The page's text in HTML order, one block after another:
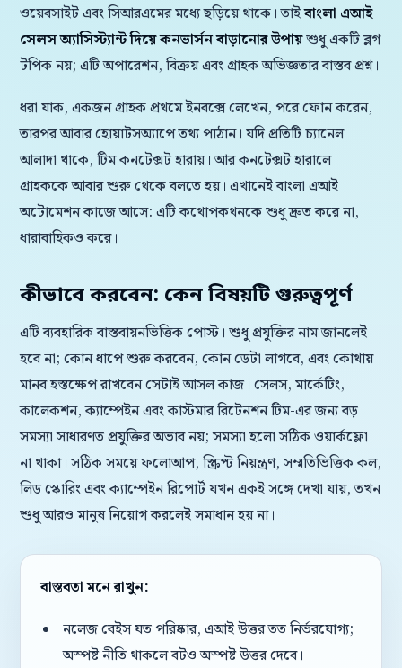
ওয়েবসাইট এবং সিআরএমের মধ্যে ছড়িয়ে থাকে। তাইবাংলা এআই
সেলস অ্যাসিস্ট্যান্ট দিয়ে কনভার্সন বাড়ানোর উপায়শুধু একটি ব্লগ
টপিক নয়; এটি অপারেশন, বিক্রয় এবং গ্রাহক অভিজ্ঞতার বাস্তব প্রশ্ন।
ধরা যাক, একজন গ্রাহক প্রথমে ইনবক্সে লেখেন, পরে ফোন করেন,
তারপর আবার হোয়াটসঅ্যাপে তথ্য পাঠান। যদি প্রতিটি চ্যানেল
আলাদা থাকে, টিম কনটেক্সট হারায়। আর কনটেক্সট হারালে
গ্রাহককে আবার শুরু থেকে বলতে হয়। এখানেই বাংলা এআই
অটোমেশন কাজে আসে: এটি কথোপকথনকে শুধু দ্রুত করে না,
ধারাবাহিকও করে।
কীভাবে করবেন: কেন বিষয়টি গুরুত্বপূর্ণ
এটি ব্যবহারিক বাস্তবায়নভিত্তিক পোস্ট। শুধু প্রযুক্তির নাম জানলেই
হবে না; কোন ধাপে শুরু করবেন, কোন ডেটা লাগবে, এবং কোথায়
মানব হস্তক্ষেপ রাখবেন সেটাই আসল কাজ। সেলস, মার্কেটিং,
কালেকশন, ক্যাম্পেইন এবং কাস্টমার রিটেনশন টিম-এর জন্য বড়
সমস্যা সাধারণত প্রযুক্তির অভাব নয়; সমস্যা হলো সঠিক ওয়ার্কফ্লো
না থাকা। সঠিক সময়ে ফলোআপ, স্ক্রিপ্ট নিয়ন্ত্রণ, সম্মতিভিত্তিক কল,
লিড স্কোরিং এবং ক্যাম্পেইন রিপোর্ট যখন একই সঙ্গে দেখা যায়, তখন
শুধু আরও মানুষ নিয়োগ করলেই সমাধান হয় না।
বাস্তবতা মনে রাখুন:
নলেজ বেইস যত পরিষ্কার, এআই উত্তর তত নির্ভরযোগ্য;
অস্পষ্ট নীতি থাকলে বটও অস্পষ্ট উত্তর দেবে।